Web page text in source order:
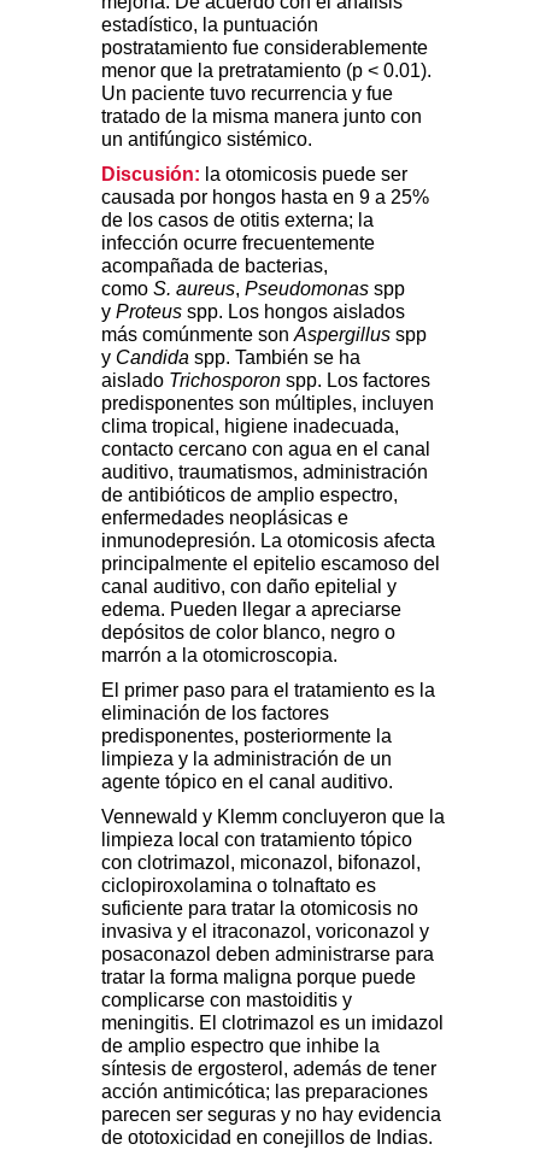
estadístico, la puntuación
postratamiento fue considerablemente
menor que la pretratamiento (p < 0.01).
Un paciente tuvo recurrencia y fue
tratado de la misma manera junto con
un antifúngico sistémico.
Discusión: la otomicosis puede ser
causada por hongos hasta en 9 a 25%
de los casos de otitis externa; la
infección ocurre frecuentemente
acompañada de bacterias,
como S. aureus, Pseudomonas spp
y Proteus spp. Los hongos aislados
más comúnmente son Aspergillus spp
y Candida spp. También se ha
aislado Trichosporon spp. Los factores
predisponentes son múltiples, incluyen
clima tropical, higiene inadecuada,
contacto cercano con agua en el canal
auditivo, traumatismos, administración
de antibióticos de amplio espectro,
enfermedades neoplásicas e
inmunodepresión. La otomicosis afecta
principalmente el epitelio escamoso del
canal auditivo, con daño epitelial y
edema. Pueden llegar a apreciarse
depósitos de color blanco, negro o
marrón a la otomicroscopia.
El primer paso para el tratamiento es la
eliminación de los factores
predisponentes, posteriormente la
limpieza y la administración de un
agente tópico en el canal auditivo.
Vennewald y Klemm concluyeron que la
limpieza local con tratamiento tópico
con clotrimazol, miconazol, bifonazol,
ciclopiroxolamina o tolnaftato es
suficiente para tratar la otomicosis no
invasiva y el itraconazol, voriconazol y
posaconazol deben administrarse para
tratar la forma maligna porque puede
complicarse con mastoiditis y
meningitis. El clotrimazol es un imidazol
de amplio espectro que inhibe la
síntesis de ergosterol, además de tener
acción antimicótica; las preparaciones
parecen ser seguras y no hay evidencia
de ototoxicidad en conejillos de Indias.